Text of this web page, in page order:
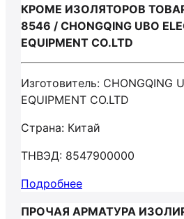
КРОМЕ ИЗОЛЯТОРОВ
8546 / CHONGQING UBO
EQUIPMENT CO.LTD
Изготовитель: CHONGQING
EQUIPMENT CO.LTD
Страна: Китай
ТНВЭД: 8547900000
Подробнее
ПРОЧАЯ АРМАТУРА